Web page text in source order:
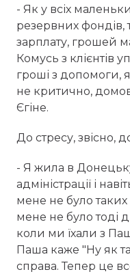
- Як у всіх
резервних
зарплату, грошей
Комусь з клієнтів
гроші з допомоги,
не критично,
Єгіне.
До стресу, звісно,
- Я жила в
адміністрації і
мене не було
мене не було тоді
коли ми їхали з
Паша каже "Ну як
справа. Тепер це